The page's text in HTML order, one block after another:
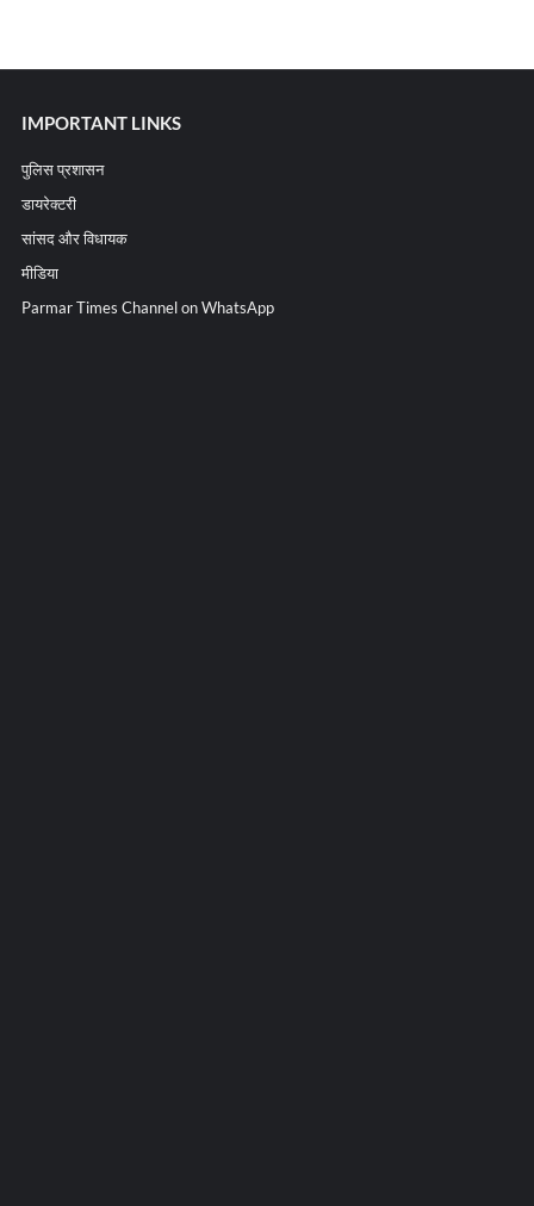
IMPORTANT LINKS
पुलिस प्रशासन
डायरेक्टरी
सांसद और विधायक
मीडिया
Parmar Times Channel on WhatsApp